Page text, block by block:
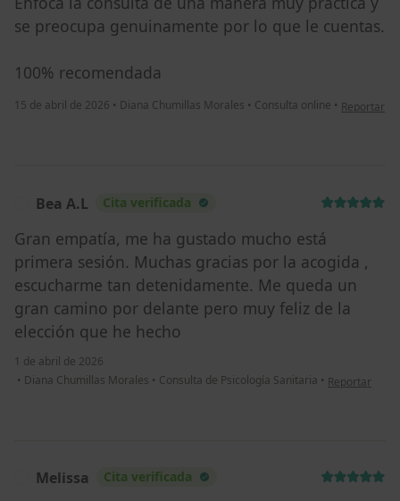
se preocupa genuinamente por lo que le cuentas.
100% recomendada
15 de abril de 2026 • Diana Chumillas Morales • Consulta online • en opinión
Reportar
Bea A.L Cita verificada
Gran empatía, me ha gustado mucho está
primera sesión. Muchas gracias por la acogida ,
escucharme tan detenidamente. Me queda un
gran camino por delante pero muy feliz de la
elección que he hecho ‍
1 de abril de 2026
• Diana Chumillas Morales • Consulta de Psicología Sanitaria • en opinión
Reportar
Melissa Cita verificada